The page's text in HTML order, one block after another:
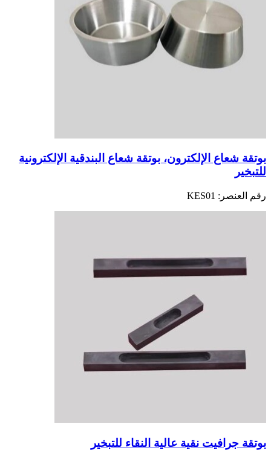
بوتقة شعاع الإلكترون، بوتقة شعاع البندقية الإلكترونية
للتبخير
رقم العنصر:
بوتقة جرافيت نقية عالية النقاء للتبخير